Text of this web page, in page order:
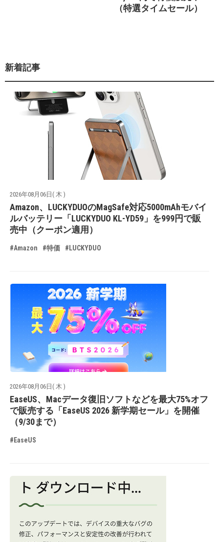
（特選タイムセール）
新着記事
2026年08月06日( 木 )
Amazon、LUCKYDUOのMagSafe対応5000mAhモバイ
ルバッテリー「LUCKYDUO KL-YD59」を999円で販
売中（クーポン適用）
#Amazon #特価 #LUCKYDUO
2026年08月06日( 木 )
EaseUS、Macデータ復旧ソフトなどを最大75%オフ
で販売する「EaseUS 2026 新学期セール」を開催
（9/30まで）
#EaseUS